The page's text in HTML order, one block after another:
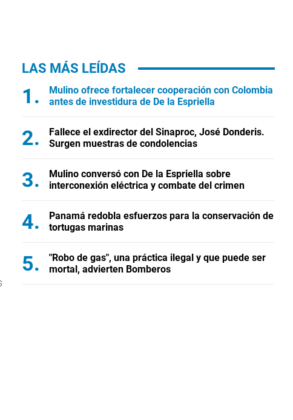
LAS MÁS LEÍDAS
Mulino ofrece fortalecer cooperación con Colombia
antes de investidura de De la Espriella
Fallece el exdirector del Sinaproc, José Donderis.
Surgen muestras de condolencias
Mulino conversó con De la Espriella sobre
interconexión eléctrica y combate del crimen
Panamá redobla esfuerzos para la conservación de
tortugas marinas
"Robo de gas", una práctica ilegal y que puede ser
mortal, advierten Bomberos